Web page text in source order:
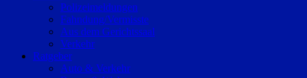
Polizeimeldungen
Fahndung/Vermisste
Aus dem Gerichtssaal
Verkehr
Ratgeber
Auto & Verkehr